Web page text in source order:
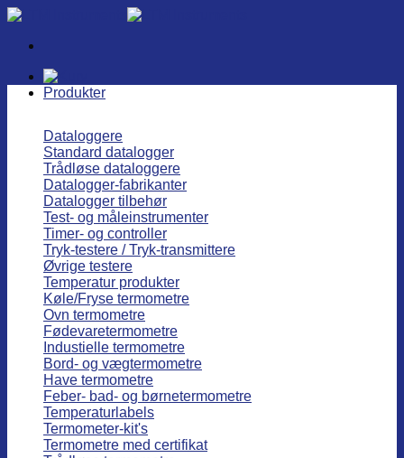
Fortsæt
indhold
Produkter
Dataloggere
Standard datalogger
Trådløse dataloggere
Datalogger-fabrikanter
Datalogger tilbehør
Test- og måleinstrumenter
Timer- og controller
Tryk-testere / Tryk-transmittere
Øvrige testere
Temperatur produkter
Køle/Fryse termometre
Ovn termometre
Fødevaretermometre
Industielle termometre
Bord- og vægtermometre
Have termometre
Feber- bad- og børnetermometre
Temperaturlabels
Termometer-kit's
Termometre med certifikat